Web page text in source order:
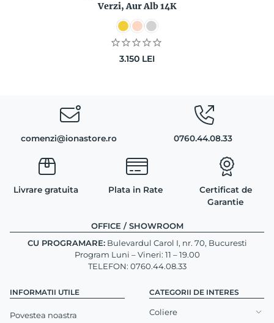
Verzi, Aur Alb 14K
3.150 LEI
comenzi@ionastore.ro 0760.44.08.33
Livrare gratuita Plata in Rate
Certificat de
Garantie
INFORMATII UTILE
Povestea noastra
OFFICE / SHOWROOM
CU PROGRAMARE:Bulevardul Carol I, nr. 70, Bucuresti
Program Luni – Vineri: 11 – 19.00
TELEFON: 0760.44.08.33
CATEGORII DE INTERES
Coliere